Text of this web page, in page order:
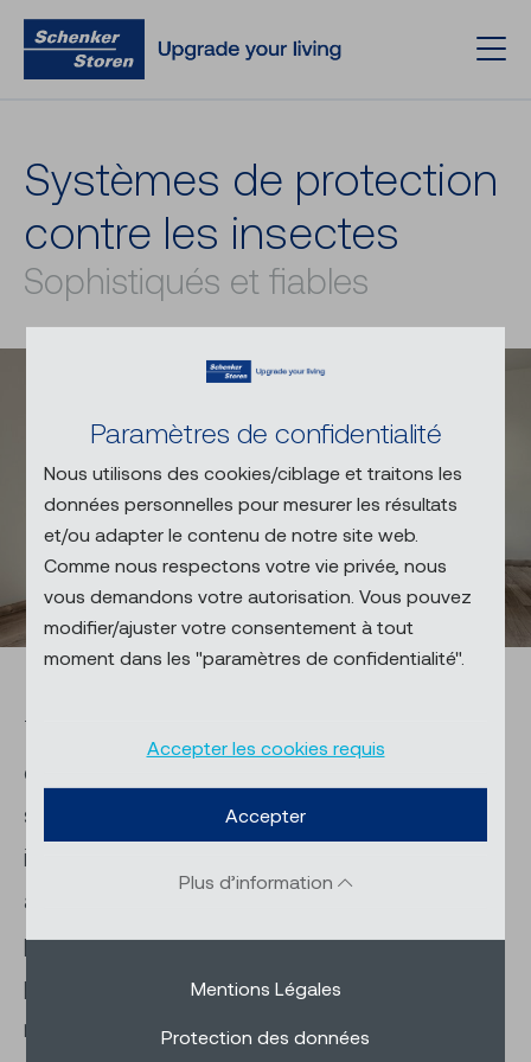
Paramètres de confidentialité
Nous utilisons des cookies/ciblage et traitons les
données personnelles pour mesurer les résultats
et/ou adapter le contenu de notre site web.
Comme nous respectons votre vie privée, nous
vous demandons votre autorisation. Vous pouvez
modifier/ajuster votre consentement à tout
moment dans les "paramètres de confidentialité".
Accepter les cookies requis
Accepter
Plus d’information
Mentions Légales
Protection des données
Sys­tèmes de pro­tec­tion
contre les in­sectes
Sophistiqués et fiables
Tout en un: les systèmes de protection
contre les insectes de Schenker Storen
sont des solutions qui conviennent
intégralement à n’importe quelle fenêtre et
à n’importe quelle porte. Protégez vos
pièces à l’aide de nos variantes de
protection contre les insectes qui
répondent à d’innombrables exigences.